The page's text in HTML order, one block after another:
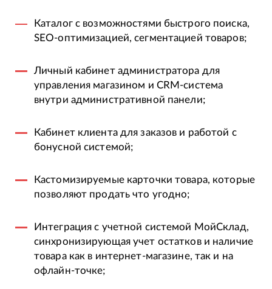
Каталог с возможностями быстрого поиска,
SEO-оптимизацией, сегментацией товаров;
Личный кабинет администратора для
управления магазином и CRM-система
внутри административной панели;
Кабинет клиента для заказов и работой с
бонусной системой;
Кастомизируемые карточки товара, которые
позволяют продать что угодно;
Интеграция с учетной системой МойСклад,
синхронизирующая учет остатков и наличие
товара как в интернет-магазине, так и на
офлайн-точке;